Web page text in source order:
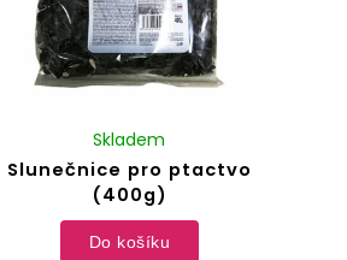
Slunečnice pro ptactvo
(400g)
Skladem
Do košíku